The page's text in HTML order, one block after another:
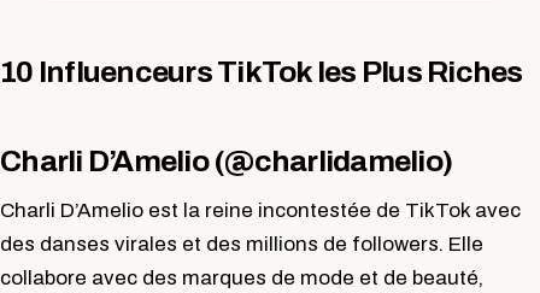
10 Influenceurs TikTok les Plus Riches
Charli D’Amelio (@charlidamelio)
Charli D’Amelio est la reine incontestée de TikTok avec
des danses virales et des millions de followers. Elle
collabore avec des marques de mode et de beauté,